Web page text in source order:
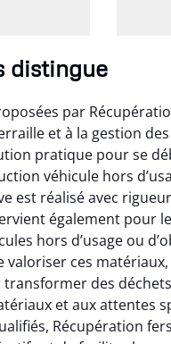
distingue
par
et à la gestion
pratique pour se
véhicule hors
est réalisé avec
également pour
hors d’usage ou
valoriser ces
des
et aux attentes
Récupération